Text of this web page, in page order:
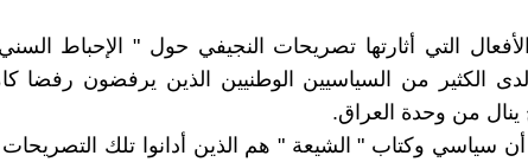
التي أثارتها تصريحات النجيفي حول " الإحباط
الكثير من السياسيين الوطنيين الذين يرفضون رفضا
من وحدة العراق.
أن سياسي وكتاب " الشيعة " هم الذين أدانوا تلك